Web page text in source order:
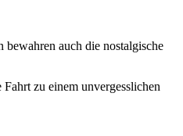
auch die nostalgische
zu einem unvergesslichen